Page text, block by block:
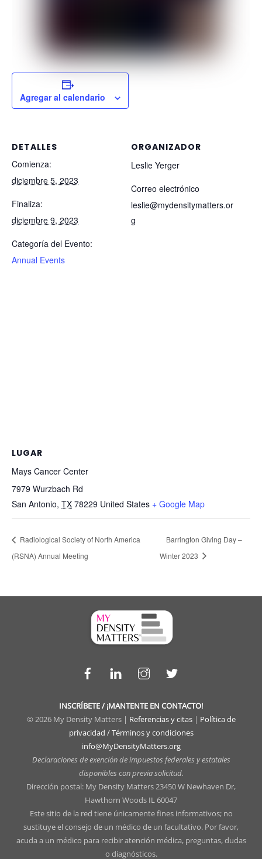
Agregar al calendario
DETALLES
Comienza:
diciembre 5, 2023
Finaliza:
diciembre 9, 2023
Categoría del Evento:
Annual Events
ORGANIZADOR
Leslie Yerger
Correo electrónico
leslie@mydensitymatters.or
g
LUGAR
Mays Cancer Center
7979 Wurzbach Rd
San Antonio, TX 78229 United States + Google Map
Radiological Society of North America
(RSNA) Annual Meeting
Barrington Giving Day –
Winter 2023
LinkedIn
INSCRÍBETE / ¡MANTENTE EN CONTACTO!
© 2026 My Density Matters | Referencias y citas| Política de
privacidad / Términos y condiciones
info@MyDensityMatters.org
Declaraciones de exención de impuestos federales y estatales
disponibles con previa solicitud.
Dirección postal: My Density Matters 23450 W Newhaven Dr,
Hawthorn Woods IL 60047
Este sitio de la red tiene únicamente fines informativos; no
sustituye el consejo de un médico de un facultativo. Por favor,
acuda a un médico para recibir atención médica, preguntas, dudas
o diagnósticos.